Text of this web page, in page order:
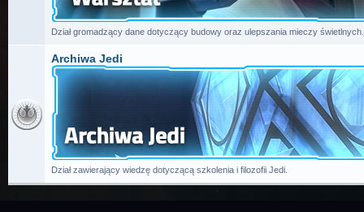
Dział gromadzący dane dotyczący budowy oraz ulepszania mieczy świetlnych.
Archiwa Jedi
Dział zawierający wiedzę dotyczącą szkolenia i filozofii Jedi.